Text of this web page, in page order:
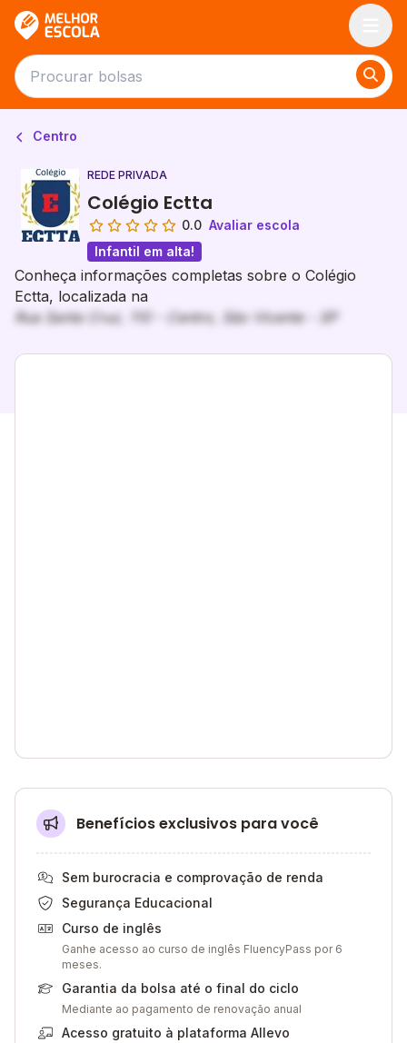
Centro
REDE PRIVADA
Colégio Ectta
0.0 Avaliar escola
Infantil em alta!
Conheça informações completas sobre o Colégio
Ectta, localizada na
Rua Santa Cruz, 110 - Centro, São Vicente - SP
Benefícios exclusivos para você
Sem burocracia e comprovação de renda
Segurança Educacional
Curso de inglês
Ganhe acesso ao curso de inglês FluencyPass por 6
meses.
Garantia da bolsa até o final do ciclo
Mediante ao pagamento de renovação anual
Acesso gratuito à plataforma Allevo